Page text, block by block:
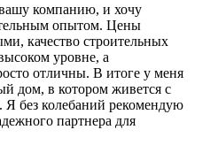
компанию, и хочу
опытом. Цены
качество строительных
уровне, а
отличны. В итоге у меня
дом, в котором живется с
без колебаний рекомендую
партнера для